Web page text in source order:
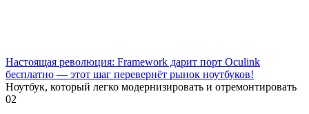
Настоящая революция: Framework дарит порт Oculink
бесплатно — этот шаг перевернёт рынок ноутбуков!
Ноутбук, который легко модернизировать и отремонтировать
02